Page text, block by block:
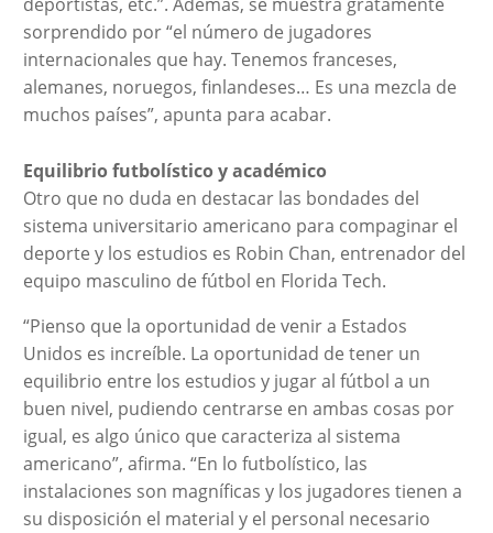
sorprendido por “el número de jugadores
internacionales que hay. Tenemos franceses,
alemanes, noruegos, finlandeses… Es una mezcla de
muchos países”, apunta para acabar.
Equilibrio futbolístico y académico
Otro que no duda en destacar las bondades del
sistema universitario americano para compaginar el
deporte y los estudios es Robin Chan, entrenador del
equipo masculino de fútbol en Florida Tech.
“Pienso que la oportunidad de venir a Estados
Unidos es increíble. La oportunidad de tener un
equilibrio entre los estudios y jugar al fútbol a un
buen nivel, pudiendo centrarse en ambas cosas por
igual, es algo único que caracteriza al sistema
americano”, afirma. “En lo futbolístico, las
instalaciones son magníficas y los jugadores tienen a
su disposición el material y el personal necesario